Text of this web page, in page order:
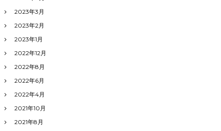
2023年3月
2023年2月
2023年1月
2022年12月
2022年8月
2022年6月
2022年4月
2021年10月
2021年8月